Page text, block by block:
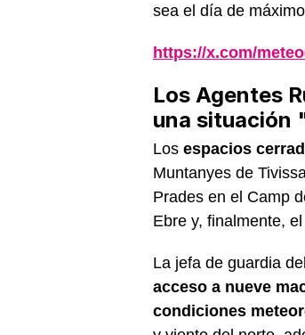
sea el día de
https://x.com/
Los Agentes
una situación
Los espacios
Muntanyes de
Prades en el Camp
Ebre y, finalmente,
La jefa de guardia
acceso a nueve
condiciones